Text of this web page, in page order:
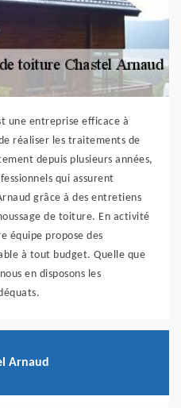
une entreprise efficace à
réaliser les traitements de
depuis plusieurs années,
qui assurent
grâce à des entretiens
de toiture. En activité
équipe propose des
à tout budget. Quelle que
en disposons les
Arnaud